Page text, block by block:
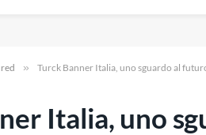
» Turck Banner Italia, uno sguardo al
Italia, uno